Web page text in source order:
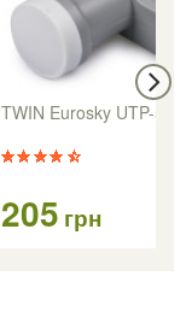
TWIN Eurosky UTP-5
205 грн